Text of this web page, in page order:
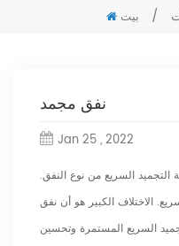
بيت /
نفق مجمد
Jan 25 , 2022
التجميد السريع من نوع النفق.
الاختلاف الكبير هو أن نفق
السريع المستمرة وتحسين